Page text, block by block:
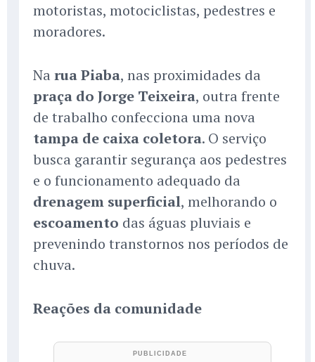
motoristas, motociclistas, pedestres e
moradores.
Na rua Piaba, nas proximidades da
praça do Jorge Teixeira, outra frente
de trabalho confecciona uma nova
tampa de caixa coletora. O serviço
busca garantir segurança aos pedestres
e o funcionamento adequado da
drenagem superficial, melhorando o
escoamento das águas pluviais e
prevenindo transtornos nos períodos de
chuva.
Reações da comunidade